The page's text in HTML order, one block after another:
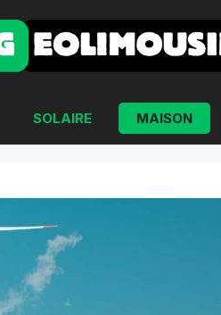
SOLAIRE MAISON